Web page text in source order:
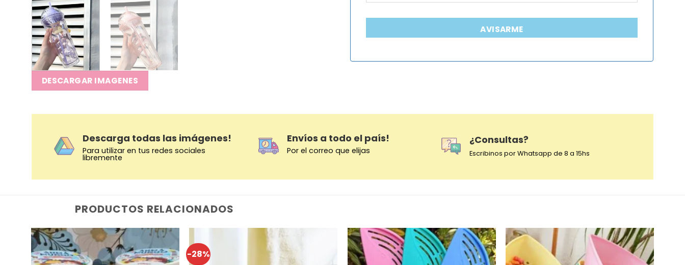
DESCARGAR IMAGENES
AVISARME
Descarga todas las imágenes!
Para utilizar en tus redes sociales
libremente
Envíos a todo el país!
Por el correo que elijas
¿Consultas?
Escribinos por Whatsapp de 8 a 15hs
PRODUCTOS RELACIONADOS
-28%